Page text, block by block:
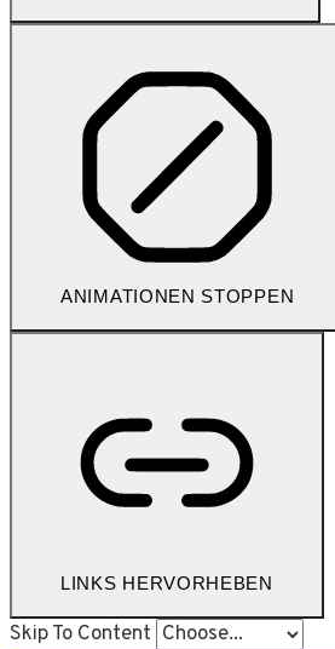
ANIMATIONEN STOPPEN
LINKS HERVORHEBEN
Skip To Content